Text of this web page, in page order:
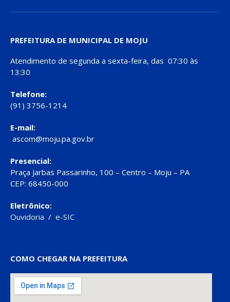
PREFEITURA DE MUNICIPAL DE MOJU
Atendimento de segunda a sexta-feira, das 07:30 às
13:30
Telefone:
(91) 3756-1214
E-mail:
ascom@moju.pa.gov.br
Presencial:
Praça Jarbas Passarinho, 100 – Centro – Moju – PA
CEP: 68450-000
Eletrônico:
Ouvidoria / e-SIC
COMO CHEGAR NA PREFEITURA